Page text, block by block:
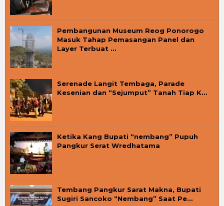
Pembangunan Museum Reog Ponorogo
Masuk Tahap Pemasangan Panel dan
Layer Terbuat …
Serenade Langit Tembaga, Parade
Kesenian dan “Sejumput” Tanah Tiap K…
Ketika Kang Bupati “nembang” Pupuh
Pangkur Serat Wredhatama
Tembang Pangkur Sarat Makna, Bupati
Sugiri Sancoko “Nembang” Saat Pe…